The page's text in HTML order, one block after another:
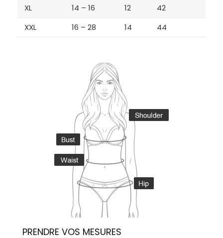
XL
14 – 16 12
42
XXL
16 – 28 14 44
PRENDRE VOS MESURES